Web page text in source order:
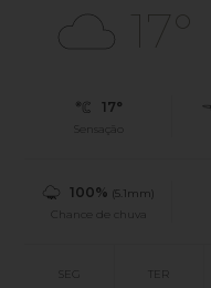
17°
17°
Sensação
100% (5.1mm)
Chance de chuva
SEG TER